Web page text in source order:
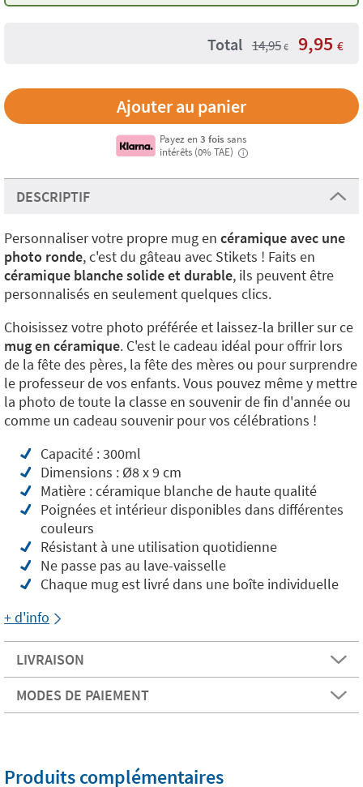
Total 14,95 € 9,95 €
Payez en 3 fois sans
intérêts (0% TAE)
i
DESCRIPTIF
Personnaliser votre propre mug en céramique avec une
photo ronde, c'est du gâteau avec Stikets ! Faits en
céramique blanche solide et durable, ils peuvent être
personnalisés en seulement quelques clics.
Choisissez votre photo préférée et laissez-la briller sur ce
mug en céramique. C'est le cadeau idéal pour offrir lors
de la fête des pères, la fête des mères ou pour surprendre
le professeur de vos enfants. Vous pouvez même y mettre
la photo de toute la classe en souvenir de fin d'année ou
comme un cadeau souvenir pour vos célébrations !
Capacité : 300ml
Dimensions : Ø8 x 9 cm
Matière : céramique blanche de haute qualité
Poignées et intérieur disponibles dans différentes
couleurs
Résistant à une utilisation quotidienne
Ne passe pas au lave-vaisselle
Chaque mug est livré dans une boîte individuelle
+ d'info
LIVRAISON
MODES DE PAIEMENT
Produits complémentaires